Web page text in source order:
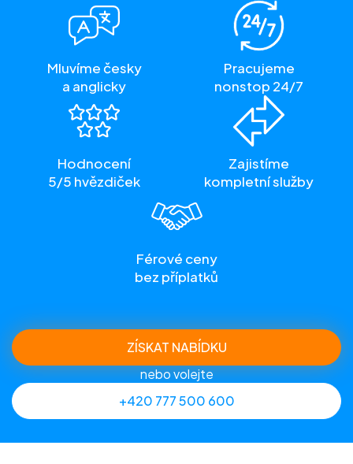
Mluvíme česky
a anglicky
Pracujeme
nonstop 24/7
Hodnocení
5/5 hvězdiček
Zajistíme
kompletní služby
Férové ceny
bez příplatků
ZÍSKAT NABÍDKU
nebo volejte
+420 777 500 600